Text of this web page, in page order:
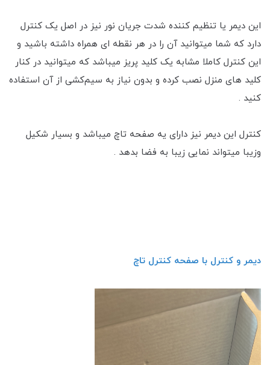
این دیمر یا تنظیم کننده شدت جریان نور نیز در اصل یک کنترل
دارد که شما میتوانید آن را در هر نقطه ای همراه داشته باشید و
این کنترل کاملا مشابه یک کلید پریز میباشد که میتوانید در کنار
کلید های منزل نصب کرده و بدون نیاز به سیم‌کشی از آن استفاده
کنید .
کنترل این دیمر نیز دارای یه صفحه تاچ میباشد و بسیار شکیل
و‌زیبا میتواند نمایی زیبا به فضا بدهد .
دیمر و کنترل با صفحه کنترل تاچ